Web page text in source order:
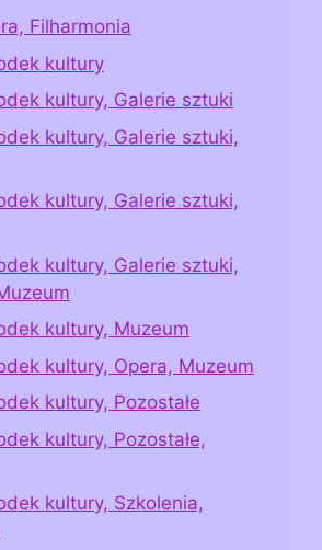
Filharmonia
kultury
kultury, Galerie sztuki
kultury, Galerie sztuki,
kultury, Galerie sztuki,
kultury, Galerie sztuki,
kultury, Muzeum
kultury, Opera, Muzeum
kultury, Pozostałe
kultury, Pozostałe,
kultury, Szkolenia,